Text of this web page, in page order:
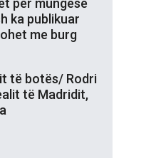
ka publikuar
me burg
të botës/ Rodri
të Madridit,